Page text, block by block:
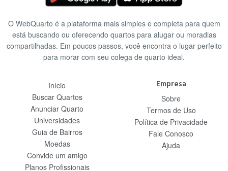
O WebQuarto é a plataforma mais simples e completa para quem
está buscando ou oferecendo quartos para alugar ou moradias
compartilhadas. Em poucos passos, você encontra o lugar perfeito
para morar com seu colega de quarto ideal.
Início
Buscar Quartos
Anunciar Quarto
Universidades
Guia de Bairros
Moedas
Convide um amigo
Planos Profissionais
Empresa
Sobre
Termos de Uso
Política de Privacidade
Fale Conosco
Ajuda